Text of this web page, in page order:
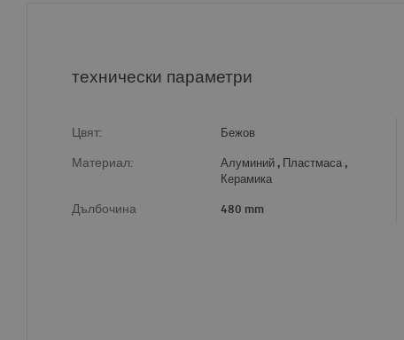
технически параметри
Цвят: Бежов
Материал:
Алуминий , Пластмаса ,
Керамика
Дълбочина 480 mm